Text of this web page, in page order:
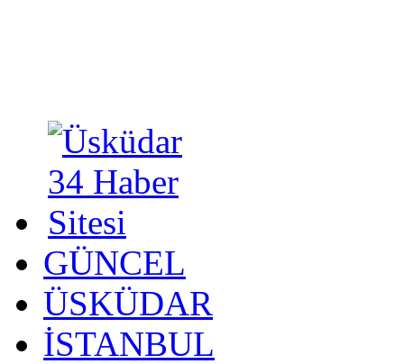
GÜNCEL
ÜSKÜDAR
İSTANBUL